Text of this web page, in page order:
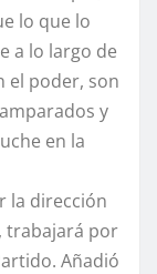
lo que lo
a lo largo de
el poder, son
y
en la
la dirección
trabajará por
Añadió